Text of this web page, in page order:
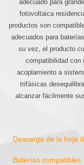
adecuado para
fotovoltaica
productos son
adecuados para
su vez, el producto
compatibilidad con
acoplamiento a
trifásicas
alcanzar fácilmente
Descarga de la hoja
Baterías compatibles